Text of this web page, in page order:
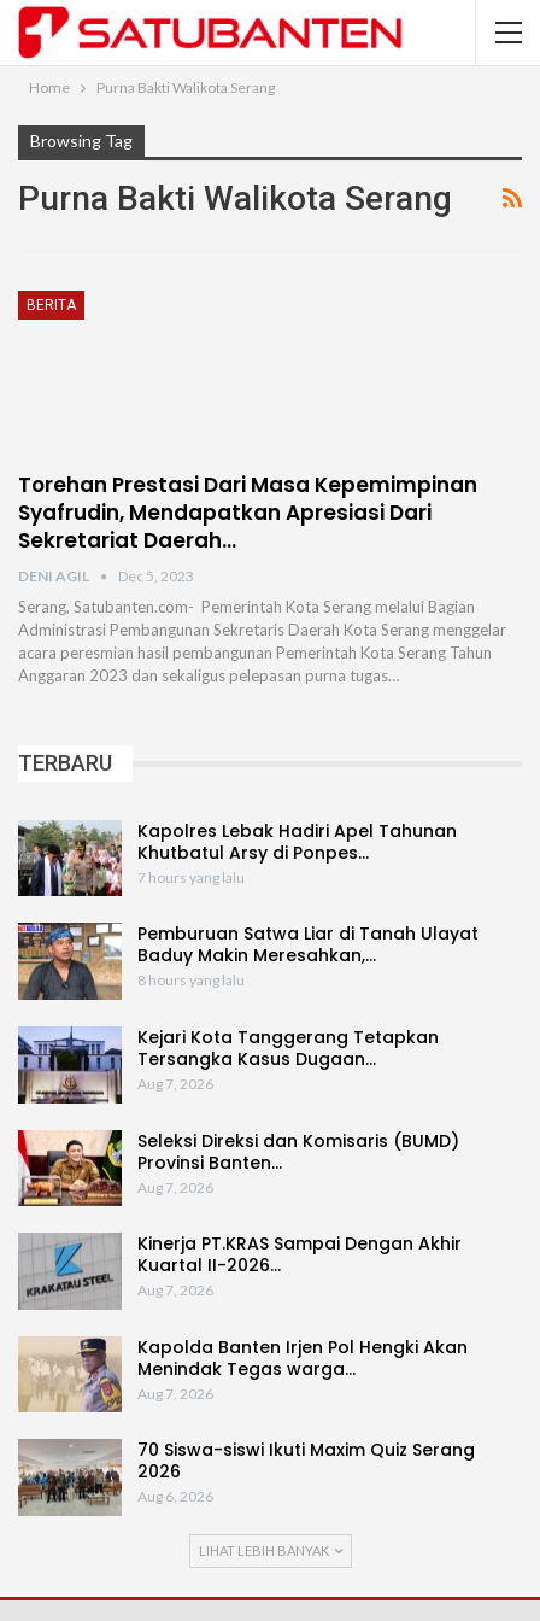
Home Purna Bakti Walikota Serang
Browsing Tag
Purna Bakti Walikota Serang
BERITA
Torehan Prestasi Dari Masa Kepemimpinan
Syafrudin, Mendapatkan Apresiasi Dari
Sekretariat Daerah…
DENI AGIL Dec 5, 2023
Serang, Satubanten.com- Pemerintah Kota Serang melalui Bagian
Administrasi Pembangunan Sekretaris Daerah Kota Serang menggelar
acara peresmian hasil pembangunan Pemerintah Kota Serang Tahun
Anggaran 2023 dan sekaligus pelepasan purna tugas…
TERBARU
Kapolres Lebak Hadiri Apel Tahunan
Khutbatul Arsy di Ponpes…
7 hours yang lalu
Pemburuan Satwa Liar di Tanah Ulayat
Baduy Makin Meresahkan,…
8 hours yang lalu
Kejari Kota Tanggerang Tetapkan
Tersangka Kasus Dugaan…
Aug 7, 2026
Seleksi Direksi dan Komisaris (BUMD)
Provinsi Banten…
Aug 7, 2026
Kinerja PT.KRAS Sampai Dengan Akhir
Kuartal II-2026…
Aug 7, 2026
Kapolda Banten Irjen Pol Hengki Akan
Menindak Tegas warga…
Aug 7, 2026
70 Siswa-siswi Ikuti Maxim Quiz Serang
2026
Aug 6, 2026
LIHAT LEBIH BANYAK